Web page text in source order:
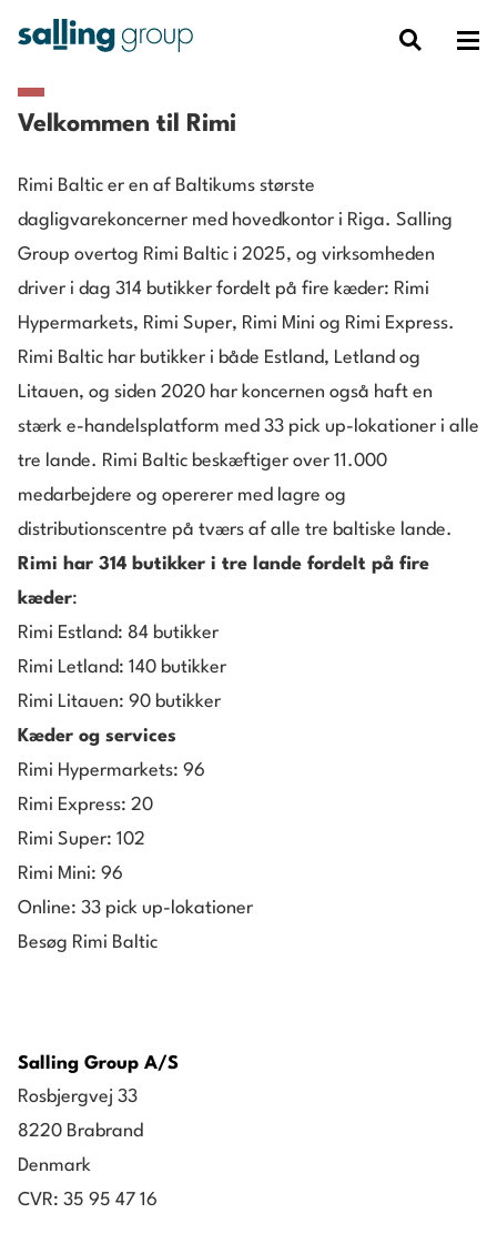
Velkommen til Rimi
Rimi Baltic er en af Baltikums største
dagligvarekoncerner med hovedkontor i Riga. Salling
Group overtog Rimi Baltic i 2025, og virksomheden
driver i dag 314 butikker fordelt på fire kæder: Rimi
Hypermarkets, Rimi Super, Rimi Mini og Rimi Express.
Rimi Baltic har butikker i både Estland, Letland og
Litauen, og siden 2020 har koncernen også haft en
stærk e-handelsplatform med 33 pick up-lokationer i alle
tre lande. Rimi Baltic beskæftiger over 11.000
medarbejdere og opererer med lagre og
distributionscentre på tværs af alle tre baltiske lande.
Rimi har 314 butikker i tre lande fordelt på fire
kæder:
Rimi Estland: 84 butikker
Rimi Letland: 140 butikker
Rimi Litauen: 90 butikker
Kæder og services
Rimi Hypermarkets: 96
Rimi Express: 20
Rimi Super: 102
Rimi Mini: 96
Online: 33 pick up-lokationer
Besøg Rimi Baltic
Salling Group A/S
Rosbjergvej 33
8220 Brabrand
Denmark
CVR: 35 95 47 16